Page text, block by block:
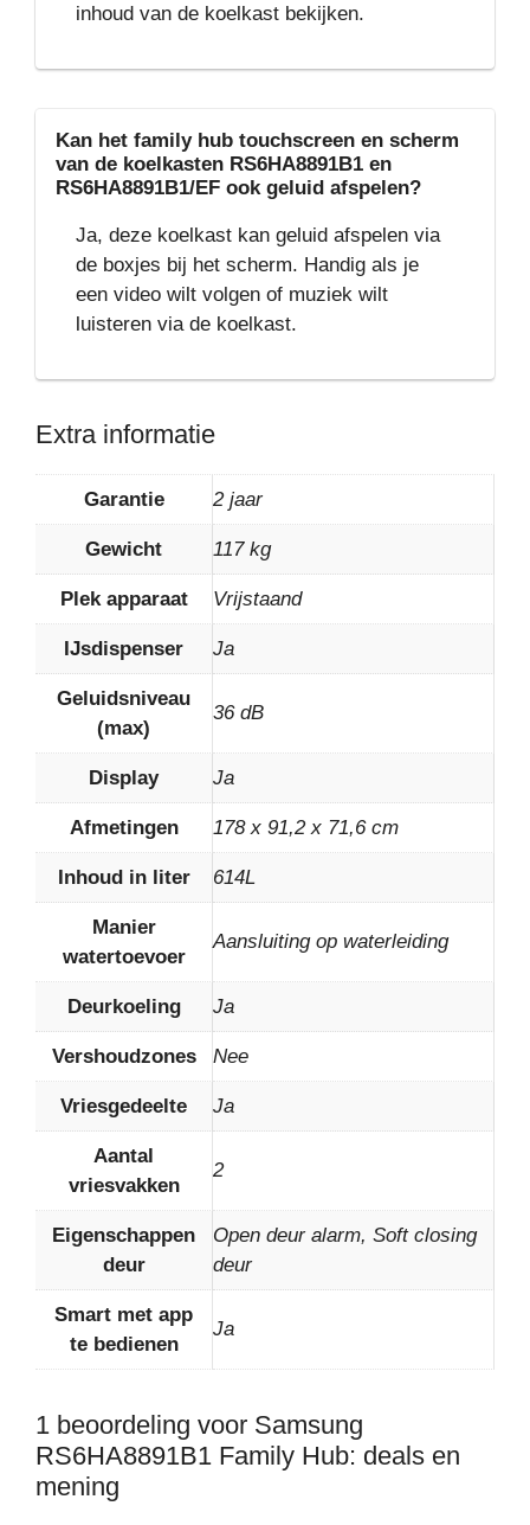
inhoud van de koelkast bekijken.
Kan het family hub touchscreen en scherm
van de koelkasten RS6HA8891B1 en
RS6HA8891B1/EF ook geluid afspelen?
Ja, deze koelkast kan geluid afspelen via
de boxjes bij het scherm. Handig als je
een video wilt volgen of muziek wilt
luisteren via de koelkast.
Extra informatie
Garantie 2 jaar
Gewicht 117 kg
Plek apparaat Vrijstaand
IJsdispenser Ja
Geluidsniveau
(max)
36 dB
Display Ja
Afmetingen 178 x 91,2 x 71,6 cm
Inhoud in liter 614L
Manier
watertoevoer
Aansluiting op waterleiding
Deurkoeling Ja
Vershoudzones Nee
Vriesgedeelte Ja
Aantal
vriesvakken
2
Eigenschappen
deur
Open deur alarm, Soft closing
deur
Smart met app
te bedienen
Ja
1 beoordeling voor Samsung
RS6HA8891B1 Family Hub: deals en
mening